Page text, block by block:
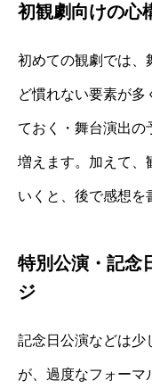
初観劇向けの心
初めての観劇では、
ど慣れない要素が多
ておく・舞台演出の
増えます。加えて、
いくと、後で感想を
特別公演・記念
ジ
記念日公演などは少
が、過度なフォーマ